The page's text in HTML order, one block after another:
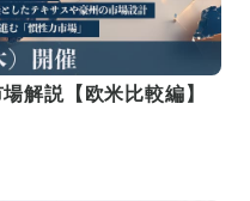
解説【欧米比較編】